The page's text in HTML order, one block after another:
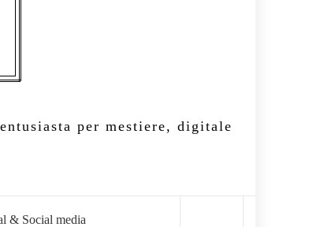
per mestiere, digitale
& Social media